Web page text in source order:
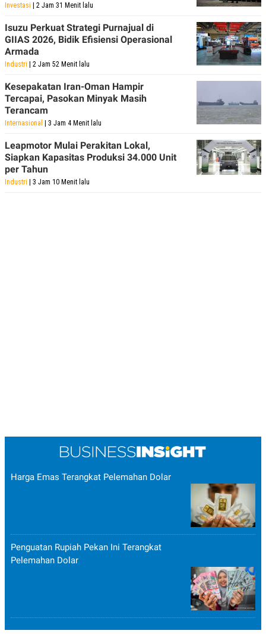
Investasi | 2 Jam 31 Menit lalu
Isuzu Perkuat Strategi Purnajual di
GIIAS 2026, Bidik Efisiensi Operasional
Armada
Industri | 2 Jam 52 Menit lalu
Kesepakatan Iran-Oman Hampir
Tercapai, Pasokan Minyak Masih
Terancam
Internasional | 3 Jam 4 Menit lalu
Leapmotor Mulai Perakitan Lokal,
Siapkan Kapasitas Produksi 34.000 Unit
per Tahun
Industri | 3 Jam 10 Menit lalu
Harga Emas Terangkat Pelemahan Dolar
Penguatan Rupiah Pekan Ini Terangkat
Pelemahan Dolar